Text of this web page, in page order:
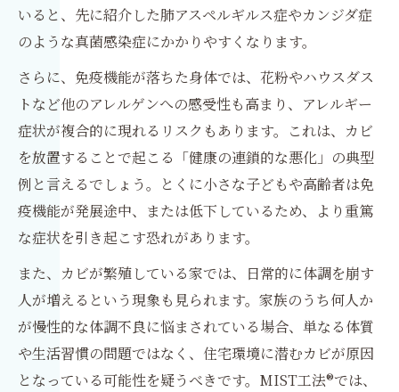
いると、先に紹介した肺アスペルギルス症やカンジダ症
のような真菌感染症にかかりやすくなります。
さらに、免疫機能が落ちた身体では、花粉やハウスダス
トなど他のアレルゲンへの感受性も高まり、アレルギー
症状が複合的に現れるリスクもあります。これは、カビ
を放置することで起こる「健康の連鎖的な悪化」の典型
例と言えるでしょう。とくに小さな子どもや高齢者は免
疫機能が発展途中、または低下しているため、より重篤
な症状を引き起こす恐れがあります。
また、カビが繁殖している家では、日常的に体調を崩す
人が増えるという現象も見られます。家族のうち何人か
が慢性的な体調不良に悩まされている場合、単なる体質
や生活習慣の問題ではなく、住宅環境に潜むカビが原因
となっている可能性を疑うべきです。MIST工法®では、